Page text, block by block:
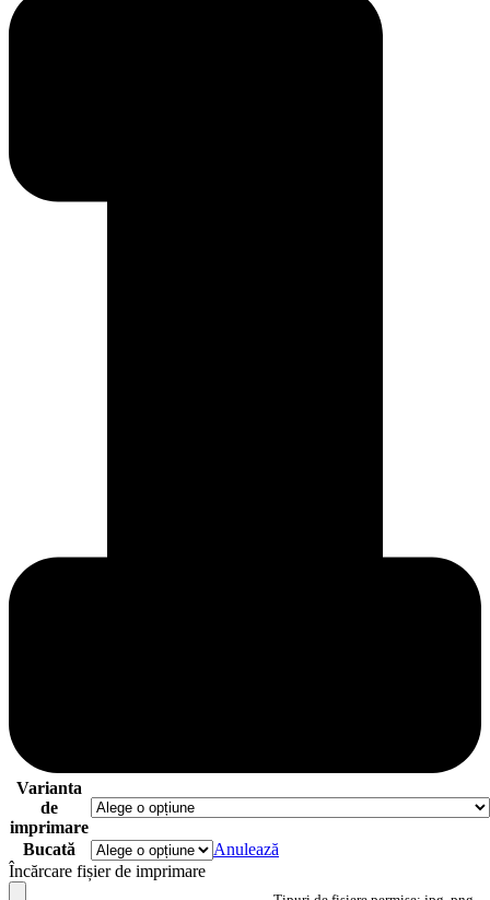
Varianta
de
imprimare
Bucată
Anulează
Încărcare fișier de imprimare